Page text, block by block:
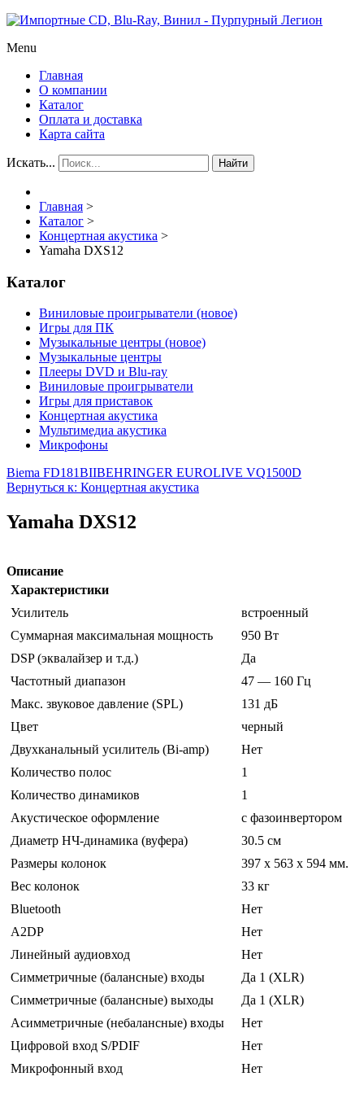
Menu
Главная
О компании
Каталог
Оплата и доставка
Карта сайта
Искать... Найти
Главная >
Каталог >
Концертная акустика >
Yamaha DXS12
Каталог
Виниловые проигрыватели (новое)
Игры для ПК
Музыкальные центры (новое)
Музыкальные центры
Плееры DVD и Blu-ray
Виниловые проигрыватели
Игры для приставок
Концертная акустика
Мультимедиа акустика
Микрофоны
Biema FD181BIIBEHRINGER EUROLIVE VQ1500D
Вернуться к: Концертная акустика
Yamaha DXS12
Описание
Характеристики
Усилитель
встроенный
Суммарная максимальная мощность
950 Вт
DSP (эквалайзер и т.д.)
Да
Частотный диапазон
47 — 160 Гц
Макс. звуковое давление (SPL)
131 дБ
Цвет
черный
Двухканальный усилитель (Bi-amp)
Нет
Количество полос
1
Количество динамиков
1
Акустическое оформление
с фазоинвертором
Диаметр НЧ-динамика (вуфера)
30.5 см
Размеры колонок
397 x 563 x 594 мм.
Вес колонок
33 кг
Bluetooth
Нет
A2DP
Нет
Линейный аудиовход
Нет
Симметричные (балансные) входы
Да 1 (XLR)
Симметричные (балансные) выходы
Да 1 (XLR)
Асимметричные (небалансные) входы
Нет
Цифровой вход S/PDIF
Нет
Микрофонный вход
Нет